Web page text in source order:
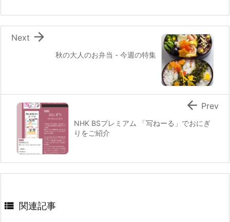
o
k
秋の大人のお弁当 - 今週の特集

Next
NHK BSプレミアム 「写ねーる」でおにぎ
りをご紹介
 Prev
 関連記事